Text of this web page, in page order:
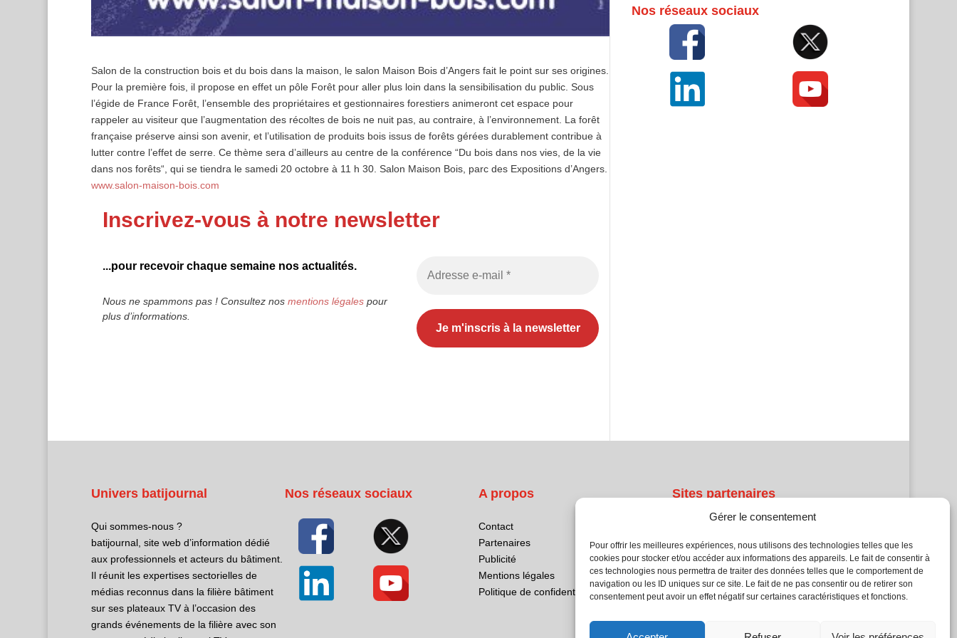
Gérer le consentement
Pour offrir les meilleures expériences, nous utilisons des technologies telles que les
cookies pour stocker et/ou accéder aux informations des appareils. Le fait de consentir à
ces technologies nous permettra de traiter des données telles que le comportement de
navigation ou les ID uniques sur ce site. Le fait de ne pas consentir ou de retirer son
consentement peut avoir un effet négatif sur certaines caractéristiques et fonctions.
Salon de la construction bois et du bois dans la maison, le salon Maison Bois d’Angers fait le point sur ses origines.
Pour la première fois, il propose en effet un pôle Forêt pour aller plus loin dans la sensibilisation du public. Sous
l’égide de France Forêt, l’ensemble des propriétaires et gestionnaires forestiers animeront cet espace pour
rappeler au visiteur que l’augmentation des récoltes de bois ne nuit pas, au contraire, à l’environnement. La forêt
française préserve ainsi son avenir, et l’utilisation de produits bois issus de forêts gérées durablement contribue à
lutter contre l’effet de serre. Ce thème sera d’ailleurs au centre de la conférence “Du bois dans nos vies, de la vie
dans nos forêts“, qui se tiendra le samedi 20 octobre à 11 h 30. Salon Maison Bois, parc des Expositions d’Angers.
www.salon-maison-bois.com
Inscrivez-vous à notre newsletter
...pour recevoir chaque semaine nos actualités.
Nous ne spammons pas ! Consultez nos mentions légalespour
plus d’informations.
Nos réseaux sociaux
Univers batijournal
Qui sommes-nous ?
batijournal, site web d’information dédié
aux professionnels et acteurs du bâtiment.
Il réunit les expertises sectorielles de
médias reconnus dans la filière bâtiment
sur ses plateaux TV à l’occasion des
grands événements de la filière avec son
Nos réseaux sociaux A propos
Contact
Partenaires
Publicité
Mentions légales
Politique de confidentialité
Sites partenaires
Atrium Patrimoine
Kiosque 21
L'Atelier Bois
Planète Bâtiment
batijournal TV